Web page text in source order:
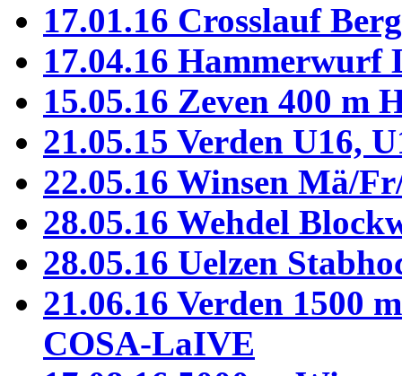
17.01.16 Crosslauf
17.04.16 Hammerwurf
15.05.16 Zeven 400 m
21.05.15 Verden U16,
22.05.16 Winsen Mä/
28.05.16 Wehdel
28.05.16 Uelzen
21.06.16 Verden 1500
COSA-LaIVE